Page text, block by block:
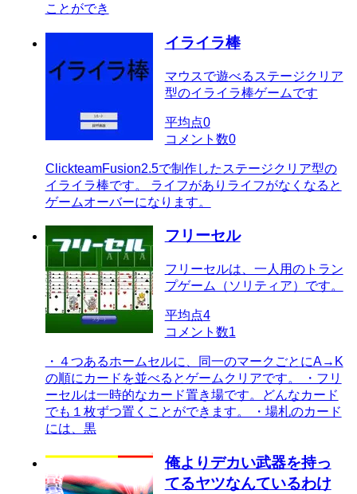
ことができ
イライラ棒
マウスで遊べるステージクリア
型のイライラ棒ゲームです
平均点0
コメント数0
ClickteamFusion2.5で制作したステージクリア型の
イライラ棒です。 ライフがありライフがなくなると
ゲームオーバーになります。
フリーセル
フリーセルは、一人用のトラン
プゲーム（ソリティア）です。
平均点4
コメント数1
・４つあるホームセルに、同一のマークごとにA→K
の順にカードを並べるとゲームクリアです。 ・フリ
ーセルは一時的なカード置き場です。どんなカード
でも１枚ずつ置くことができます。 ・場札のカード
には、黒
俺よりデカい武器を持っ
てるヤツなんているわけ